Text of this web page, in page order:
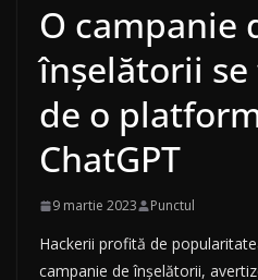
O campanie
înșelătorii se
de o
ChatGPT
9 martie 2023 Punctul
Hackerii profită de
campanie de înșelătorii,